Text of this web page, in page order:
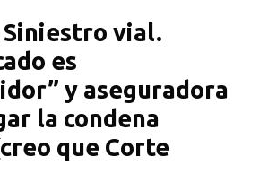
Siniestro vial.
es
y aseguradora
la condena
que Corte